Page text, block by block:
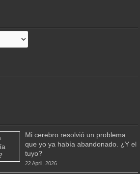
Mi cerebro resolvió un problema
que yo ya había abandonado. ¿Y el
tuyo?
22 April, 2026